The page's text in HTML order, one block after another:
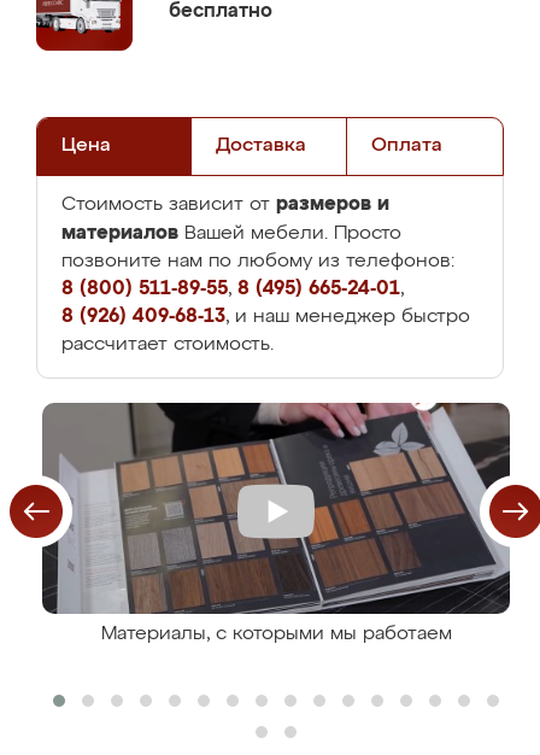
бесплатно
Цена Доставка Оплата
Стоимость зависит от размеров и
материалов Вашей мебели. Просто
позвоните нам по любому из телефонов:
8 (800) 511-89-55, 8 (495) 665-24-01,
8 (926) 409-68-13, и наш менеджер быстро
рассчитает стоимость.
Материалы, с которыми мы работаем